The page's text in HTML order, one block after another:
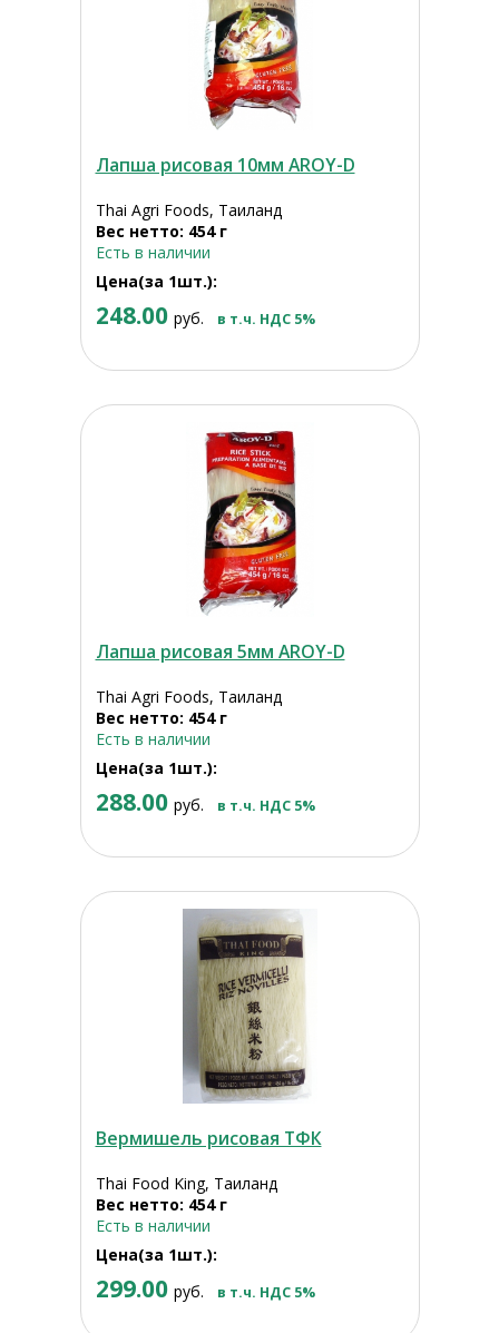
Лапша рисовая 10мм AROY-D
Thai Agri Foods, Таиланд
Вес нетто: 454 г
Есть в наличии
Цена(за 1шт.):
248.00 руб. в т.ч. НДС 5%
Лапша рисовая 5мм AROY-D
Thai Agri Foods, Таиланд
Вес нетто: 454 г
Есть в наличии
Цена(за 1шт.):
288.00 руб. в т.ч. НДС 5%
Вермишель рисовая ТФК
Thai Food King, Таиланд
Вес нетто: 454 г
Есть в наличии
Цена(за 1шт.):
299.00 руб. в т.ч. НДС 5%